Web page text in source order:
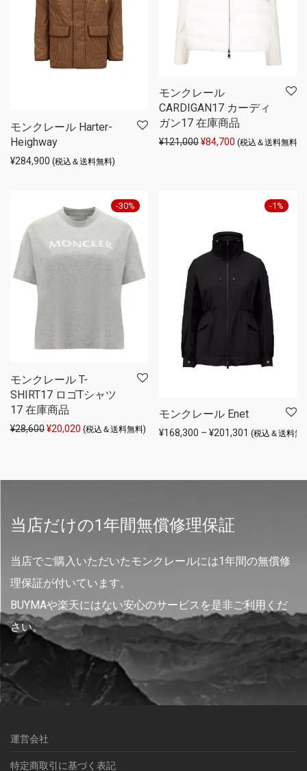
モンクレール Harter-
Heighway
¥284,900 (税込＆送料無料)
モンクレール
CARDIGAN17 カーディ
ガン17 在庫商品
¥121,000元の価格は ¥121,000 で
¥84,700 現在の価格は
(税込＆送料無料)
-30%
モンクレール T-
SHIRT17 ロゴTシャツ
17 在庫商品
¥28,600元の価格は ¥28,600 でした。
¥20,020 現在の価格は ¥20,020 です。
(税込＆送料無料)
-1 %
モンクレール Enet
¥168,300 – ¥201,301 価格帯:
(税込＆送料無
当店だけの1年間無償修理保証
当店でご購入いただいたモンクレールには1年間の無償修
理保証が付いています。
BUYMAや楽天にはない安心のサービスを是非ご利用くだ
さい。
運営会社
特定商取引に基づく表記